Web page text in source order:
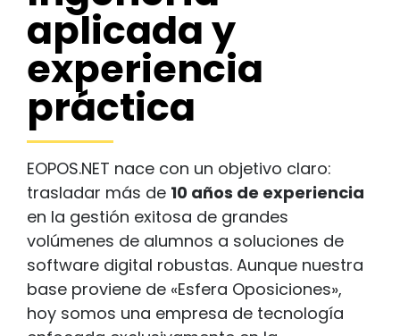
aplicada y
experiencia
práctica
EOPOS.NET nace con un objetivo claro:
trasladar más de 10 años de experiencia
en la gestión exitosa de grandes
volúmenes de alumnos a soluciones de
software digital robustas. Aunque nuestra
base proviene de «Esfera Oposiciones»,
hoy somos una empresa de tecnología